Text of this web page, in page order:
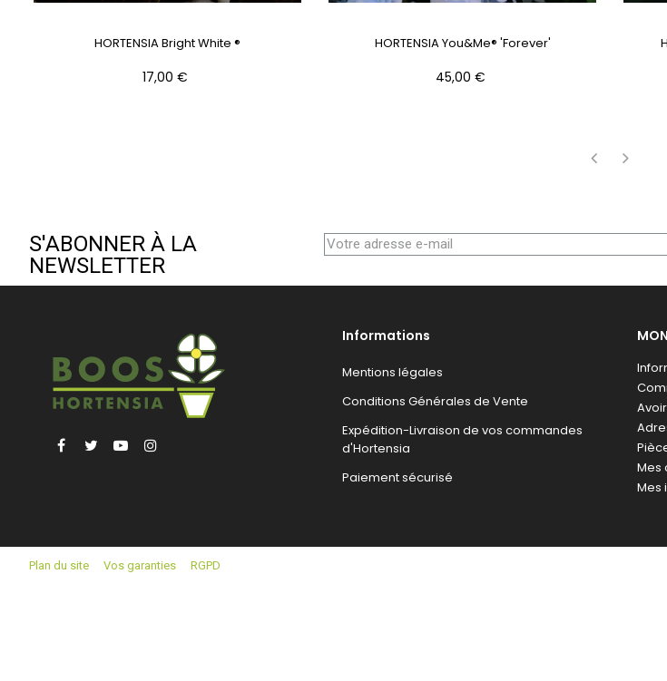
HORTENSIA Bright White ®
Prix
17,00 €
HORTENSIA You&Me® 'Forever'
Prix
45,00 €
S'ABONNER À LA
NEWSLETTER
Facebook
Twitter YouTube
Informations
Mentions légales
Conditions Générales de Vente
Expédition-Livraison de vos commandes
d'Hortensia
Paiement sécurisé
Mes
Mes
Plan du site Vos garanties RGPD